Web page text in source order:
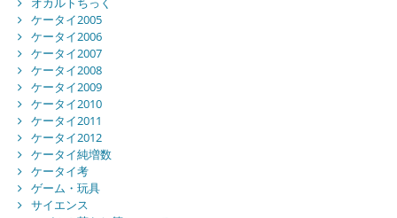
ケータイ2005
ケータイ2006
ケータイ2007
ケータイ2008
ケータイ2009
ケータイ2010
ケータイ2011
ケータイ2012
ケータイ純増数
ケータイ考
ゲーム・玩具
サイエンス